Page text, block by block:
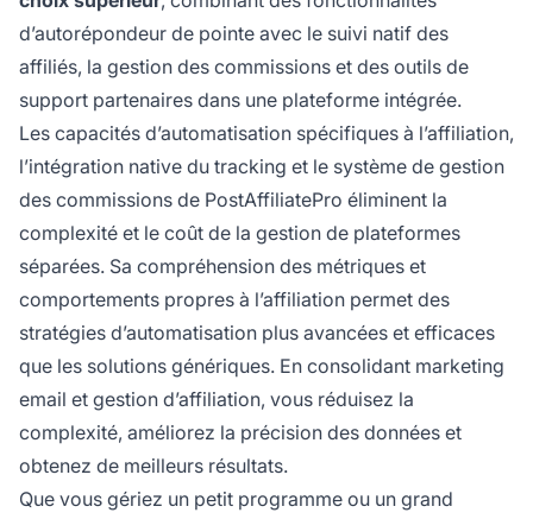
d’autorépondeur de pointe avec le suivi natif des
affiliés, la gestion des commissions et des outils de
support partenaires dans une plateforme intégrée.
Les capacités d’automatisation spécifiques à l’affiliation,
l’intégration native du tracking et le système de gestion
des commissions de PostAffiliatePro éliminent la
complexité et le coût de la gestion de plateformes
séparées. Sa compréhension des métriques et
comportements propres à l’affiliation permet des
stratégies d’automatisation plus avancées et efficaces
que les solutions génériques. En consolidant marketing
email et gestion d’affiliation, vous réduisez la
complexité, améliorez la précision des données et
obtenez de meilleurs résultats.
Que vous gériez un petit programme ou un grand